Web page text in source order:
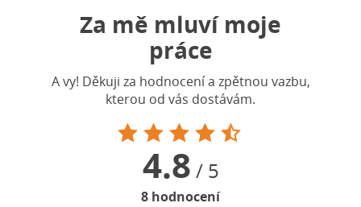
Za mě mluví moje
práce
A vy! Děkuji za hodnocení a zpětnou vazbu,
kterou od vás dostávám.
4.8 / 5
8 hodnocení